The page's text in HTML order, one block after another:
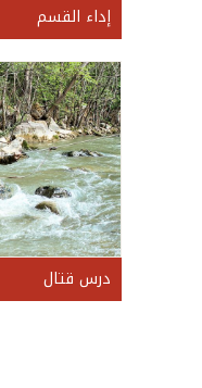
إداء القسم
درس قتال